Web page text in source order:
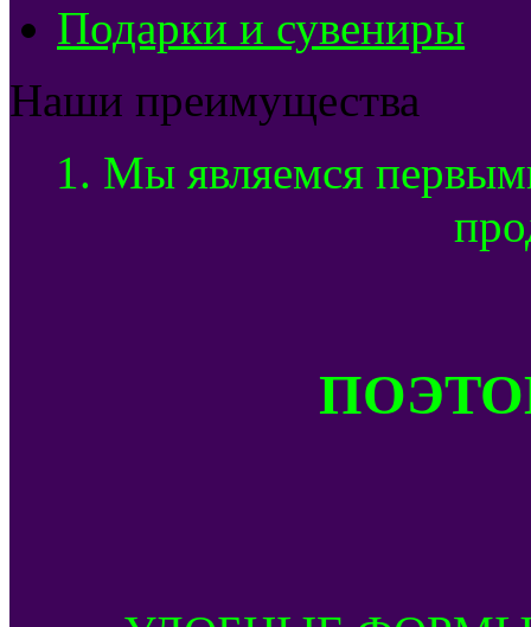
Подарки и сувениры
Наши преимущества
1. Мы являемся